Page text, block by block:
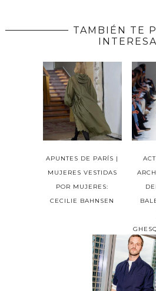
TAMBIÉN TE
APUNTES DE PARÍS |
MUJERES VESTIDAS
POR MUJERES:
CECILIE BAHNSEN